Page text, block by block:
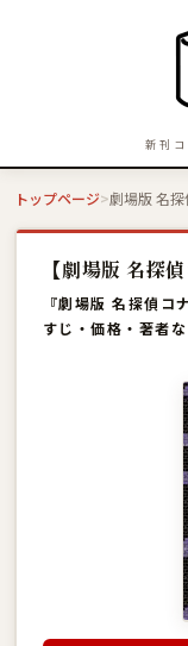
新刊
トップページ 劇場版 名探
【劇場版 名探
『劇場版 名探偵コ
すじ・価格・著者な